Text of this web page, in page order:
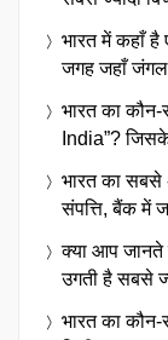
भारत में कहाँ है
जगह जहाँ
भारत का
India”?
भारत का सबसे
संपत्ति, बैंक में
क्या आप जानते
उगती है सबसे
भारत का कौन-